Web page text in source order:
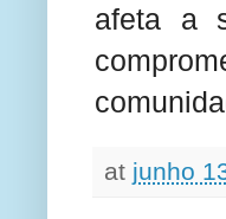
afeta a
at junho